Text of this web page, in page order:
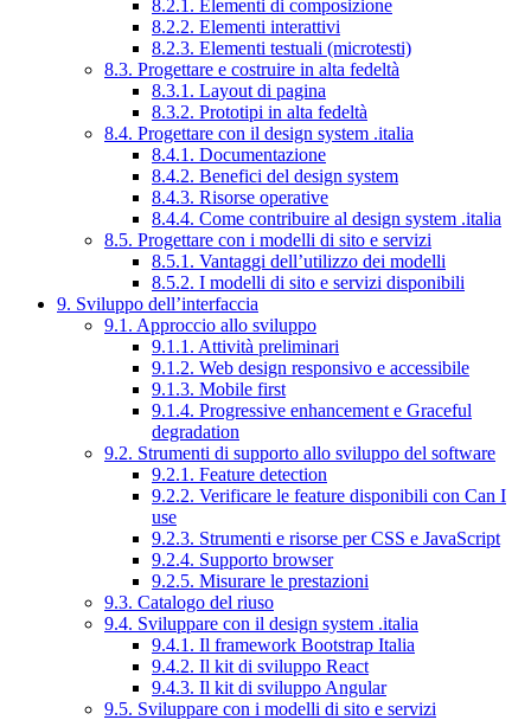
8.2.1. Elementi di composizione
8.2.2. Elementi interattivi
8.2.3. Elementi testuali (microtesti)
8.3. Progettare e costruire in alta fedeltà
8.3.1. Layout di pagina
8.3.2. Prototipi in alta fedeltà
8.4. Progettare con il design system .italia
8.4.1. Documentazione
8.4.2. Benefici del design system
8.4.3. Risorse operative
8.4.4. Come contribuire al design system .italia
8.5. Progettare con i modelli di sito e servizi
8.5.1. Vantaggi dell’utilizzo dei modelli
8.5.2. I modelli di sito e servizi disponibili
9. Sviluppo dell’interfaccia
9.1. Approccio allo sviluppo
9.1.1. Attività preliminari
9.1.2. Web design responsivo e accessibile
9.1.3. Mobile first
9.1.4. Progressive enhancement e Graceful
degradation
9.2. Strumenti di supporto allo sviluppo del software
9.2.1. Feature detection
9.2.2. Verificare le feature disponibili con Can I
use
9.2.3. Strumenti e risorse per CSS e JavaScript
9.2.4. Supporto browser
9.2.5. Misurare le prestazioni
9.3. Catalogo del riuso
9.4. Sviluppare con il design system .italia
9.4.1. Il framework Bootstrap Italia
9.4.2. Il kit di sviluppo React
9.4.3. Il kit di sviluppo Angular
9.5. Sviluppare con i modelli di sito e servizi